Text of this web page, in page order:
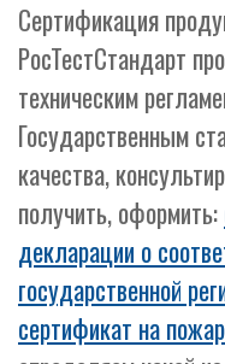
Сертификация
РосТестСтандарт
техническим
Государственным
качества,
получить, оформить:
декларации о
государственной
сертификат на